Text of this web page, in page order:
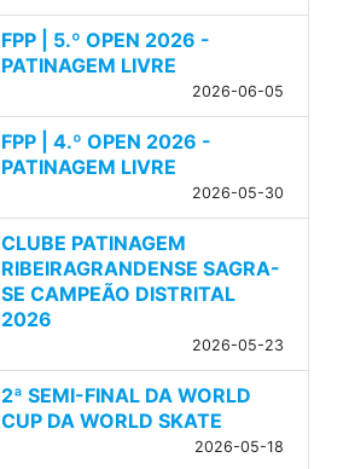
FPP | 5.º OPEN 2026 -
PATINAGEM LIVRE
2026-06-05
FPP | 4.º OPEN 2026 -
PATINAGEM LIVRE
2026-05-30
CLUBE PATINAGEM
RIBEIRAGRANDENSE SAGRA-
SE CAMPEÃO DISTRITAL
2026
2026-05-23
2ª SEMI-FINAL DA WORLD
CUP DA WORLD SKATE
2026-05-18